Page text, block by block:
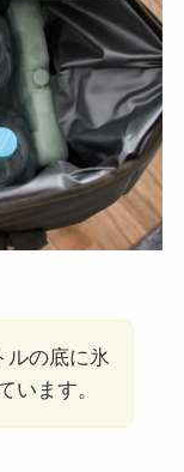
ルの底に氷
います。